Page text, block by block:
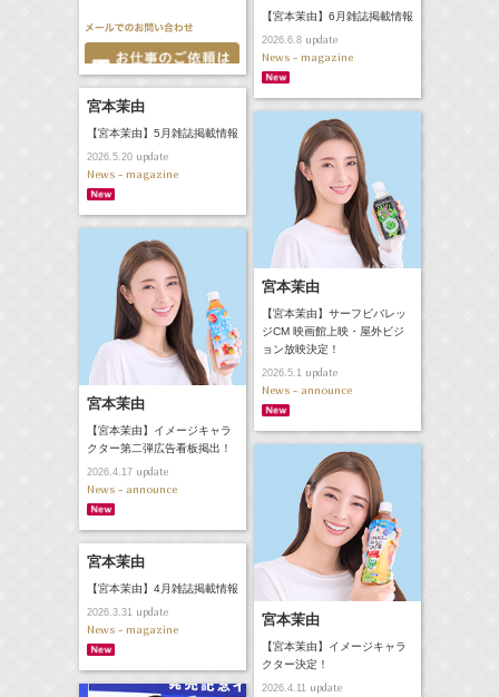
【宮本茉由】6月雑誌掲載情報
2026.6.8update
News - magazine
宮本茉由
【宮本茉由】5月雑誌掲載情報
2026.5.20update
News - magazine
宮本茉由
【宮本茉由】サーフビバレッ
ジCM 映画館上映・屋外ビジ
ョン放映決定！
2026.5.1update
News - announce
宮本茉由
【宮本茉由】イメージキャラ
クター第二弾広告看板掲出！
2026.4.17update
News - announce
宮本茉由
【宮本茉由】イメージキャラ
クター決定！
2026.4.11update
宮本茉由
【宮本茉由】4月雑誌掲載情報
2026.3.31update
News - magazine